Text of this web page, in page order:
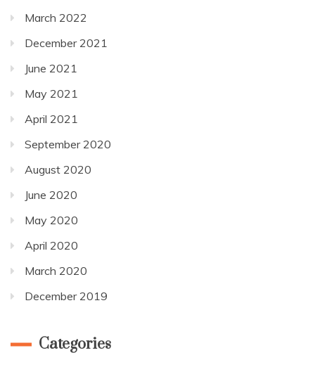
March 2022
December 2021
June 2021
May 2021
April 2021
September 2020
August 2020
June 2020
May 2020
April 2020
March 2020
December 2019
Categories